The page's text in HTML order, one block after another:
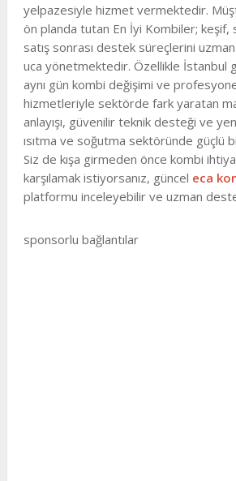
yelpazesiyle hizmet vermektedir.
ön planda tutan En İyi Kombiler; keşif,
satış sonrası destek süreçlerini
uca yönetmektedir. Özellikle İstanbul
aynı gün kombi değişimi ve
hizmetleriyle sektörde fark yaratan
anlayışı, güvenilir teknik desteği ve
ısıtma ve soğutma sektöründe güçlü
Siz de kışa girmeden önce kombi
karşılamak istiyorsanız, güncel eca
platformu inceleyebilir ve uzman
sponsorlu bağlantılar